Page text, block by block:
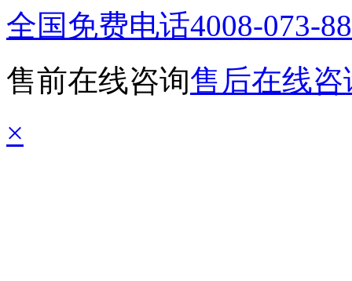
全国免费电话4008-073-
售前在线咨询售后在线咨
×